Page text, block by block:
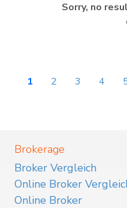
Sorry, no
1 2 3 4
Brokerage
Broker Vergleich
Online Broker
Online Broker